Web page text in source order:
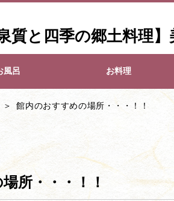
質と四季の郷土料理
風呂 お料理
館内のおすすめの場所・・・！！
所・・・！！